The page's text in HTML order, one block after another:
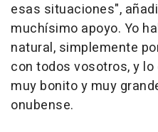
esas situaciones",
muchísimo apoyo. Yo
natural, simplemente
con todos vosotros, y
muy bonito y muy
onubense.